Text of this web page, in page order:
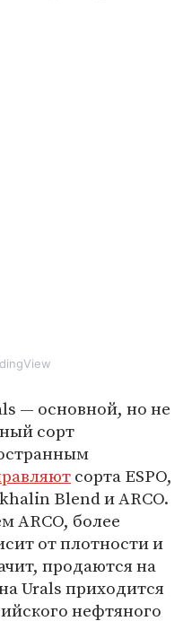
— основной, но не
сорт
сорта ESPO,
Blend и ARCO.
ARCO, более
от плотности и
продаются на
Urals приходится
нефтяного